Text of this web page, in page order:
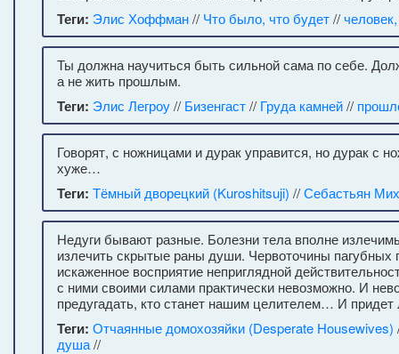
Теги: Элис Хоффман// Что было, что будет//
Ты должна научиться быть сильной сама по себе.
а не жить прошлым.
Теги: Элис Легроу// Бизенгаст// Груда камней//
Говорят, с ножницами и дурак управится, но дурак с
хуже…
Теги: Тёмный дворецкий (Kuroshitsuji) //Себастьян
Недуги бывают разные. Болезни тела вполне
излечить скрытые раны души. Червоточины пагубных
искаженное восприятие неприглядной
с ними своими силами практически невозможно. И
предугадать, кто станет нашим целителем… И
Теги: Отчаянные домохозяйки (Desperate Housewives)
душа//